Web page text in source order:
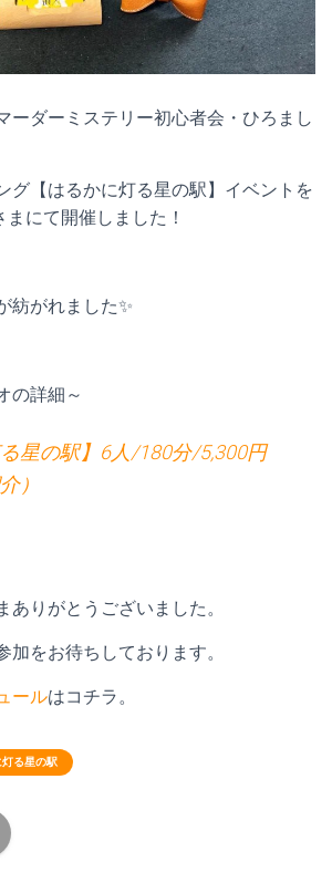
ーダーミステリー初心者会・ひろまし
グ【はるかに灯る星の駅】イベントを
にて開催しました！
紡がれました✨
の詳細～
る星の駅】6人/180分/5,300円
）
ありがとうございました。
加をお待ちしております。
ールはコチラ。
る星の駅